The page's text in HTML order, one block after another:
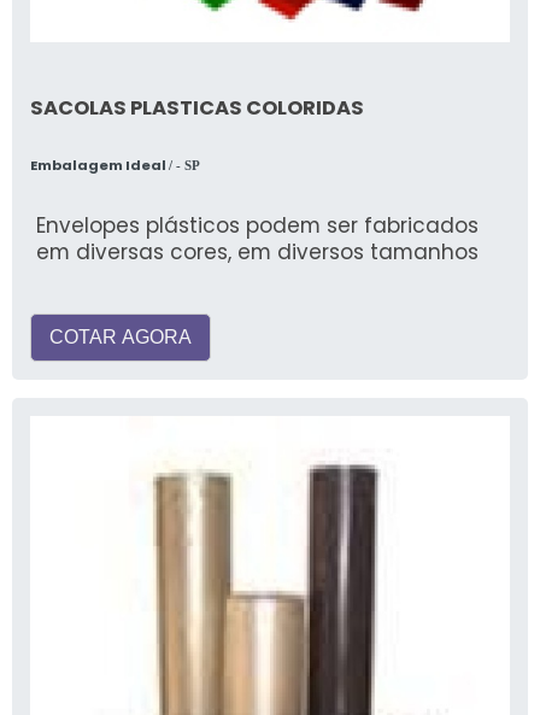
SACOLAS PLASTICAS COLORIDAS
Embalagem Ideal / - SP
Envelopes plásticos podem ser fabricados
em diversas cores, em diversos tamanhos
COTAR AGORA